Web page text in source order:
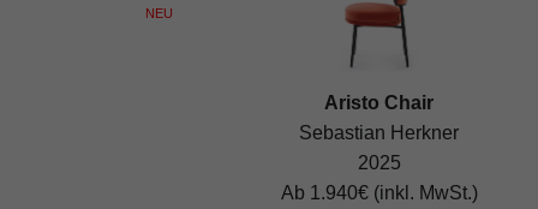
NEU
Aristo Chair
Sebastian Herkner
2025
Ab 1.940€ (inkl. MwSt.)